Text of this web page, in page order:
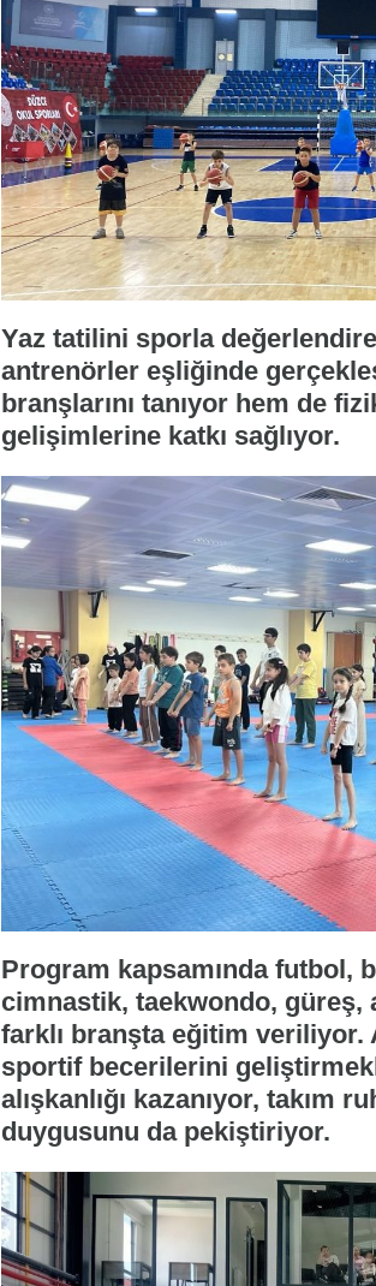
Yaz tatilini sporla
antrenörler eşliğinde
branşlarını tanıyor hem de
gelişimlerine katkı sağlıyor.
Program kapsamında futbol,
cimnastik, taekwondo, güreş,
farklı branşta eğitim veriliyor.
sportif becerilerini
alışkanlığı kazanıyor, takım
duygusunu da pekiştiriyor.